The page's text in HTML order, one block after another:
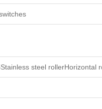
steel rollerHorizontal